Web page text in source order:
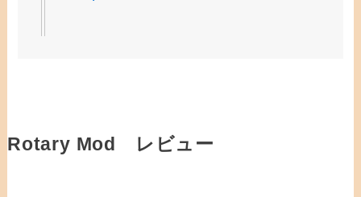
Rotary Mod レビュー